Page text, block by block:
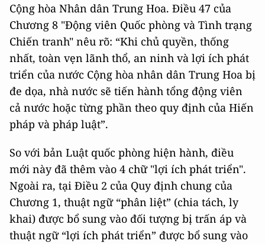
Cộng hòa Nhân dân Trung Hoa. Điều 47 của
Chương 8 "Động viên Quốc phòng và Tình trạng
Chiến tranh" nêu rõ: “Khi chủ quyền, thống
nhất, toàn vẹn lãnh thổ, an ninh và lợi ích phát
triển của nước Cộng hòa nhân dân Trung Hoa bị
đe dọa, nhà nước sẽ tiến hành tổng động viên
cả nước hoặc từng phần theo quy định của Hiến
pháp và pháp luật”.
So với bản Luật quốc phòng hiện hành, điều
mới này đã thêm vào 4 chữ "lợi ích phát triển".
Ngoài ra, tại Điều 2 của Quy định chung của
Chương 1, thuật ngữ “phân liệt” (chia tách, ly
khai) được bổ sung vào đối tượng bị trấn áp và
thuật ngữ “lợi ích phát triển” được bổ sung vào